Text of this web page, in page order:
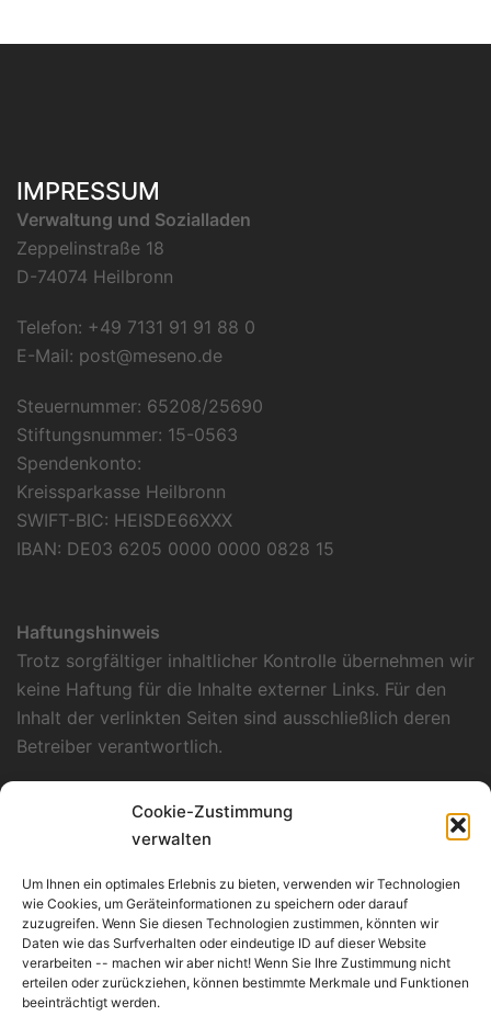
Cookie-Zustimmung
verwalten
Um Ihnen ein optimales Erlebnis zu bieten, verwenden wir Technologien
wie Cookies, um Geräteinformationen zu speichern oder darauf
zuzugreifen. Wenn Sie diesen Technologien zustimmen, könnten wir
Daten wie das Surfverhalten oder eindeutige ID auf dieser Website
verarbeiten -- machen wir aber nicht! Wenn Sie Ihre Zustimmung nicht
erteilen oder zurückziehen, können bestimmte Merkmale und Funktionen
beeinträchtigt werden.
IMPRESSUM
Verwaltung und Sozialladen
Zeppelinstraße 18
D-74074 Heilbronn
Telefon: +49 7131 91 91 88 0
E-Mail: post@meseno.de
Steuernummer: 65208/25690
Stiftungsnummer: 15-0563
Spendenkonto:
Kreissparkasse Heilbronn
SWIFT-BIC: HEISDE66XXX
IBAN: DE03 6205 0000 0000 0828 15
Haftungshinweis
Trotz sorgfältiger inhaltlicher Kontrolle übernehmen wir
keine Haftung für die Inhalte externer Links. Für den
Inhalt der verlinkten Seiten sind ausschließlich deren
Betreiber verantwortlich.
Unsere Datenschutzerklärung finden Sie
Verantwortlich für Konzept, Layout und
Programmierung
Kümmerle Consulting
Werderstraße 135/1
D-74074 Heilbronn